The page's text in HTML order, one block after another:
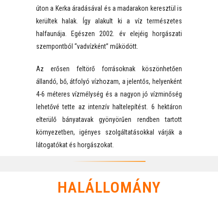
úton a Kerka áradásával és a madarakon keresztül is
kerültek halak. Így alakult ki a víz természetes
halfaunája. Egészen 2002. év elejéig horgászati
szempontból “vadvízként” működött.
Az erősen feltörő forrásoknak köszönhetően
állandó, bő, átfolyó vízhozam, a jelentős, helyenként
4-6 méteres vízmélység és a nagyon jó vízminőség
lehetővé tette az intenzív haltelepítést. 6 hektáron
elterülő bányatavak gyönyörűen rendben tartott
környezetben, igényes szolgáltatásokkal várják a
látogatókat és horgászokat.
HALÁLLOMÁNY